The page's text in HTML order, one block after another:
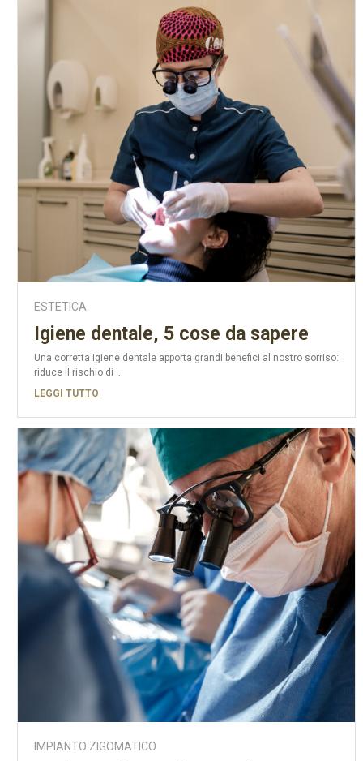
ESTETICA
Igiene dentale, 5 cose da sapere
Una corretta igiene dentale apporta grandi benefici al nostro sorriso:
riduce il rischio di ...
LEGGI TUTTO
IMPIANTO ZIGOMATICO